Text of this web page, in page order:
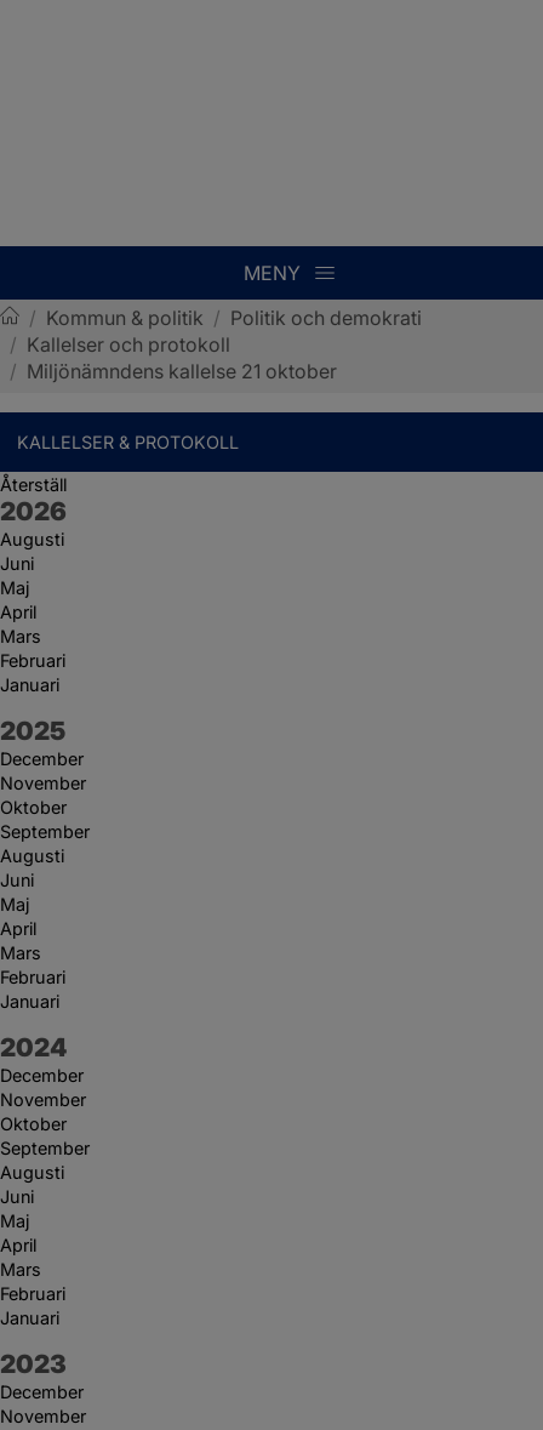
MENY
Sotenäs kommun
/ Kommun & politik / Politik och demokrati
/ Kallelser och protokoll
/ Miljönämndens kallelse 21 oktober
KALLELSER & PROTOKOLL
Återställ
År:
2026
Augusti
Juni
Maj
April
Mars
Februari
Januari
År:
2025
December
November
Oktober
September
Augusti
Juni
Maj
April
Mars
Februari
Januari
År:
2024
December
November
Oktober
September
Augusti
Juni
Maj
April
Mars
Februari
Januari
År:
2023
December
November